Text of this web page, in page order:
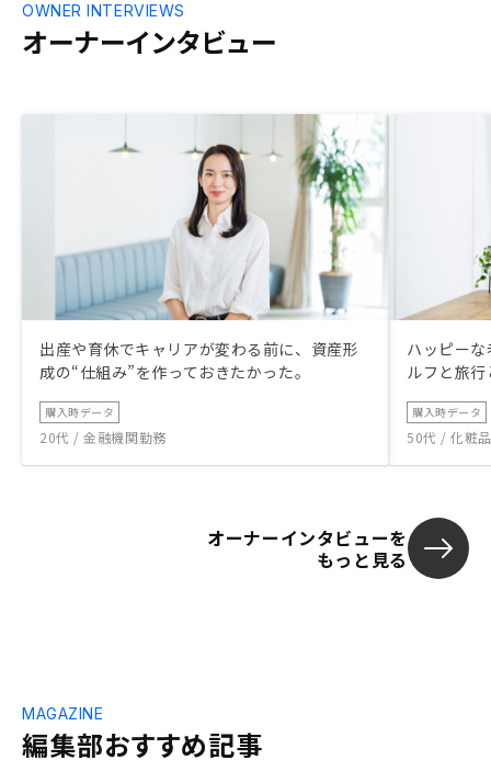
オーナーインタビュー
OWNER INTERVIEWS
出産や育休でキャリアが変わる前に、資産形
成の“仕組み”を作っておきたかった。
購入時データ
20代 / 金融機関勤務
ハッピー
ルフと旅
購入時データ
50代 / 化粧
オーナーインタビューを
もっと見る
編集部おすすめ記事
MAGAZINE